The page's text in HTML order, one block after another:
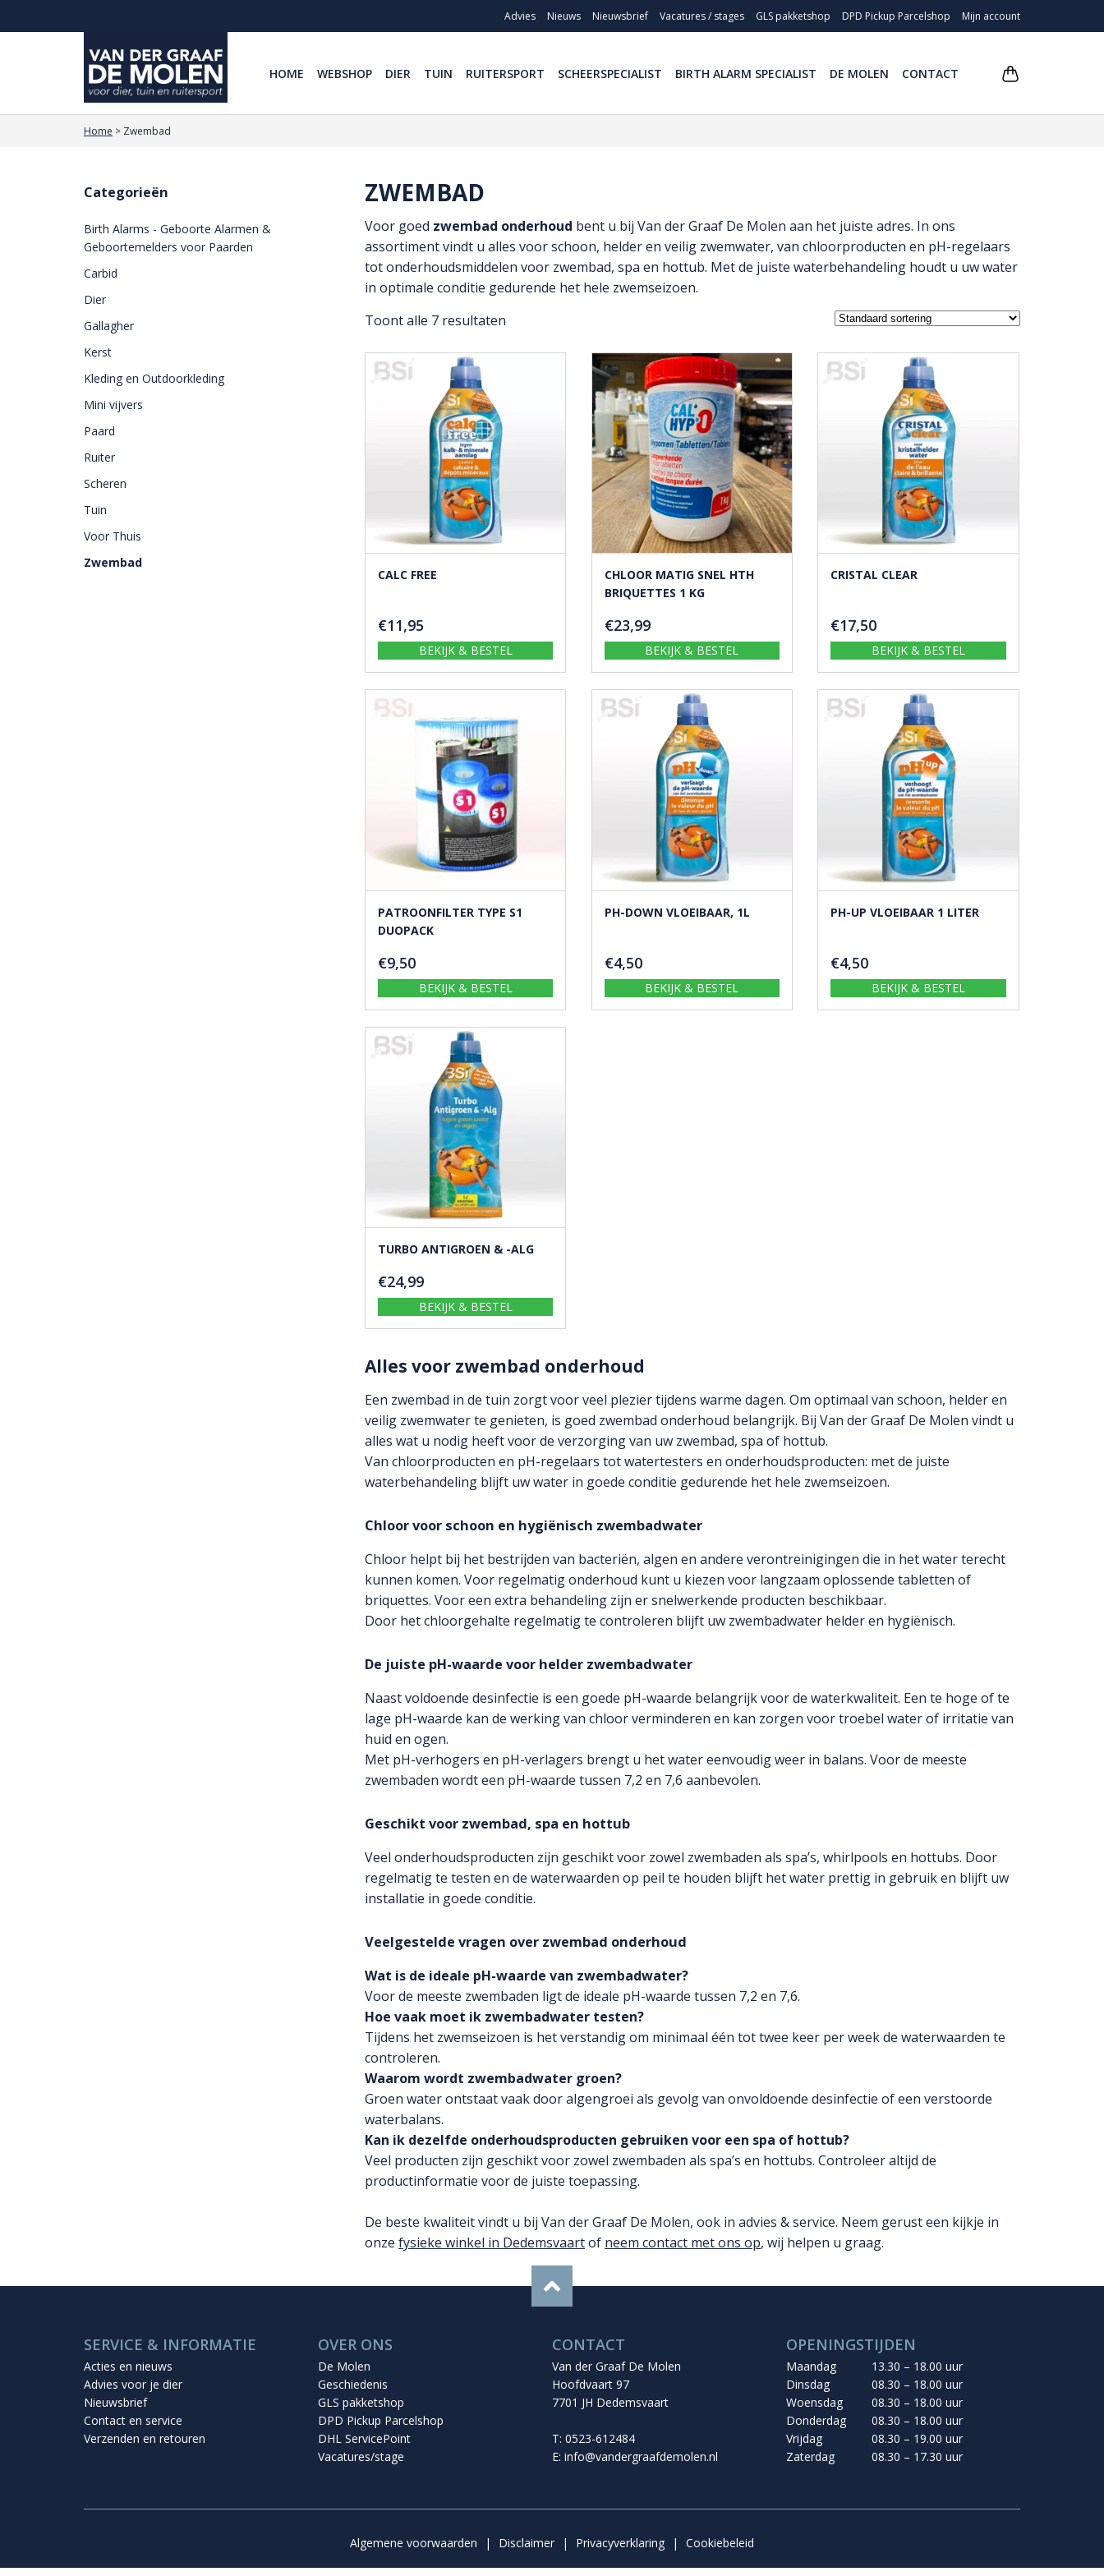
Advies Nieuws Nieuwsbrief Vacatures / stages GLS pakketshop DPD Pickup Parcelshop Mijn account
HOME WEBSHOP DIER TUIN RUITERSPORT SCHEERSPECIALIST BIRTH ALARM SPECIALIST DE MOLEN CONTACT
Home > Zwembad
Categorieën
Birth Alarms - Geboorte Alarmen &
Geboortemelders voor Paarden
Carbid
Dier
Gallagher
Kerst
Kleding en Outdoorkleding
Mini vijvers
Paard
Ruiter
Scheren
Tuin
Voor Thuis
Zwembad
ZWEMBAD
Voor goed zwembad onderhoud bent u bij Van der Graaf De Molen aan het juiste adres. In ons
assortiment vindt u alles voor schoon, helder en veilig zwemwater, van chloorproducten en pH-regelaars
tot onderhoudsmiddelen voor zwembad, spa en hottub. Met de juiste waterbehandeling houdt u uw water
in optimale conditie gedurende het hele zwemseizoen.
Toont alle 7 resultaten
CALC FREE
€11,95
BEKIJK & BESTEL
CHLOOR MATIG SNEL HTH
BRIQUETTES 1 KG
€23,99
BEKIJK & BESTEL
CRISTAL CLEAR
€17,50
BEKIJK & BESTEL
PATROONFILTER TYPE S1
DUOPACK
€9,50
BEKIJK & BESTEL
PH-DOWN VLOEIBAAR, 1L
€4,50
BEKIJK & BESTEL
PH-UP VLOEIBAAR 1 LITER
€4,50
BEKIJK & BESTEL
TURBO ANTIGROEN & -ALG
€24,99
BEKIJK & BESTEL
Alles voor zwembad onderhoud
Een zwembad in de tuin zorgt voor veel plezier tijdens warme dagen. Om optimaal van schoon, helder en
veilig zwemwater te genieten, is goed zwembad onderhoud belangrijk. Bij Van der Graaf De Molen vindt u
alles wat u nodig heeft voor de verzorging van uw zwembad, spa of hottub.
Van chloorproducten en pH-regelaars tot watertesters en onderhoudsproducten: met de juiste
waterbehandeling blijft uw water in goede conditie gedurende het hele zwemseizoen.
Chloor voor schoon en hygiënisch zwembadwater
Chloor helpt bij het bestrijden van bacteriën, algen en andere verontreinigingen die in het water terecht
kunnen komen. Voor regelmatig onderhoud kunt u kiezen voor langzaam oplossende tabletten of
briquettes. Voor een extra behandeling zijn er snelwerkende producten beschikbaar.
Door het chloorgehalte regelmatig te controleren blijft uw zwembadwater helder en hygiënisch.
De juiste pH-waarde voor helder zwembadwater
Naast voldoende desinfectie is een goede pH-waarde belangrijk voor de waterkwaliteit. Een te hoge of te
lage pH-waarde kan de werking van chloor verminderen en kan zorgen voor troebel water of irritatie van
huid en ogen.
Met pH-verhogers en pH-verlagers brengt u het water eenvoudig weer in balans. Voor de meeste
zwembaden wordt een pH-waarde tussen 7,2 en 7,6 aanbevolen.
Geschikt voor zwembad, spa en hottub
Veel onderhoudsproducten zijn geschikt voor zowel zwembaden als spa’s, whirlpools en hottubs. Door
regelmatig te testen en de waterwaarden op peil te houden blijft het water prettig in gebruik en blijft uw
installatie in goede conditie.
Veelgestelde vragen over zwembad onderhoud
Wat is de ideale pH-waarde van zwembadwater?
Voor de meeste zwembaden ligt de ideale pH-waarde tussen 7,2 en 7,6.
Hoe vaak moet ik zwembadwater testen?
Tijdens het zwemseizoen is het verstandig om minimaal één tot twee keer per week de waterwaarden te
controleren.
Waarom wordt zwembadwater groen?
Groen water ontstaat vaak door algengroei als gevolg van onvoldoende desinfectie of een verstoorde
waterbalans.
Kan ik dezelfde onderhoudsproducten gebruiken voor een spa of hottub?
Veel producten zijn geschikt voor zowel zwembaden als spa’s en hottubs. Controleer altijd de
productinformatie voor de juiste toepassing.
De beste kwaliteit vindt u bij Van der Graaf De Molen, ook in advies & service. Neem gerust een kijkje in
onze fysieke winkel in Dedemsvaartof neem contact met ons op, wij helpen u graag.
SERVICE & INFORMATIE
Acties en nieuws
Advies voor je dier
Nieuwsbrief
Contact en service
Verzenden en retouren
OVER ONS
De Molen
Geschiedenis
GLS pakketshop
DPD Pickup Parcelshop
DHL ServicePoint
Vacatures/stage
CONTACT
Van der Graaf De Molen
Hoofdvaart 97
7701 JH Dedemsvaart
T: 0523-612484
E: info@vandergraafdemolen.nl
OPENINGSTIJDEN
Maandag
13.30 – 18.00 uur
Dinsdag
08.30 – 18.00 uur
Woensdag
08.30 – 18.00 uur
Donderdag
08.30 – 18.00 uur
Vrijdag
08.30 – 19.00 uur
Zaterdag
08.30 – 17.30 uur
Algemene voorwaarden | Disclaimer | Privacyverklaring | Cookiebeleid